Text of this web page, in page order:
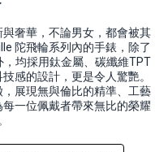
奢華，不論男女，都會被其
陀飛輪系列內的手錶，除了
均採用鈦金屬、碳纖維TPT
感的設計，更是令人驚艷。
展現無與倫比的精準、工藝
一位佩戴者帶來無比的榮耀